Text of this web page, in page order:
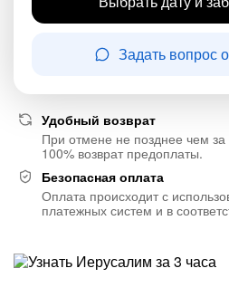
Задать вопрос
Удобный возврат
При отмене не позднее чем
100% возврат предоплаты.
Безопасная оплата
Оплата происходит с
платежных систем и в